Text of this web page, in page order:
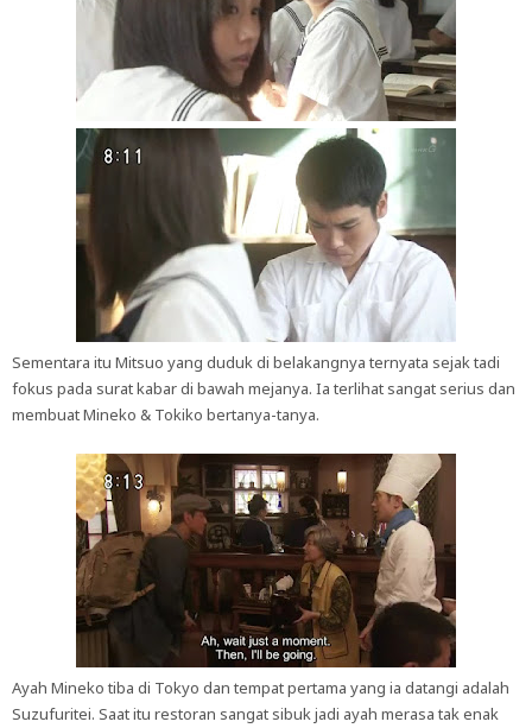
Sementara itu Mitsuo yang duduk di belakangnya ternyata sejak tadi
fokus pada surat kabar di bawah mejanya. Ia terlihat sangat serius dan
membuat Mineko & Tokiko bertanya-tanya.
Ayah Mineko tiba di Tokyo dan tempat pertama yang ia datangi adalah
Suzufuritei. Saat itu restoran sangat sibuk jadi ayah merasa tak enak